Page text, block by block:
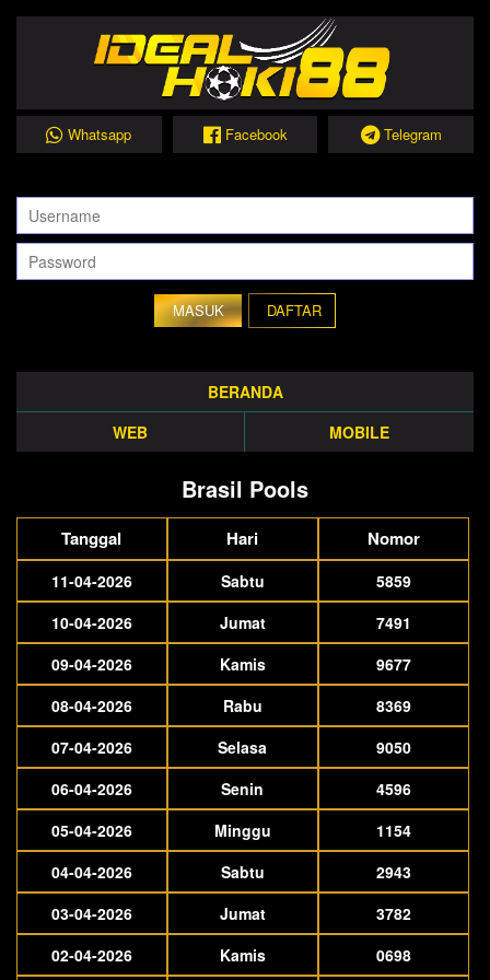
Whatsapp Facebook Telegram
DAFTAR
BERANDA
WEB
MOBILE
Brasil Pools
Tanggal Hari Nomor
11-04-2026 Sabtu
5859
10-04-2026
Jumat
7491
09-04-2026
Kamis
9677
08-04-2026
Rabu
8369
07-04-2026
Selasa
9050
06-04-2026
Senin
4596
05-04-2026
Minggu
1154
04-04-2026
Sabtu
2943
03-04-2026
Jumat
3782
02-04-2026
Kamis 0698